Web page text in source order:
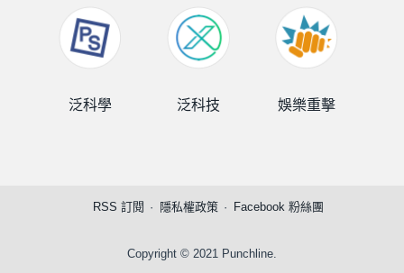
泛科學 泛科技 娛樂重擊
RSS 訂閱 隱私權政策 Facebook 粉絲團
Copyright © 2021 Punchline.